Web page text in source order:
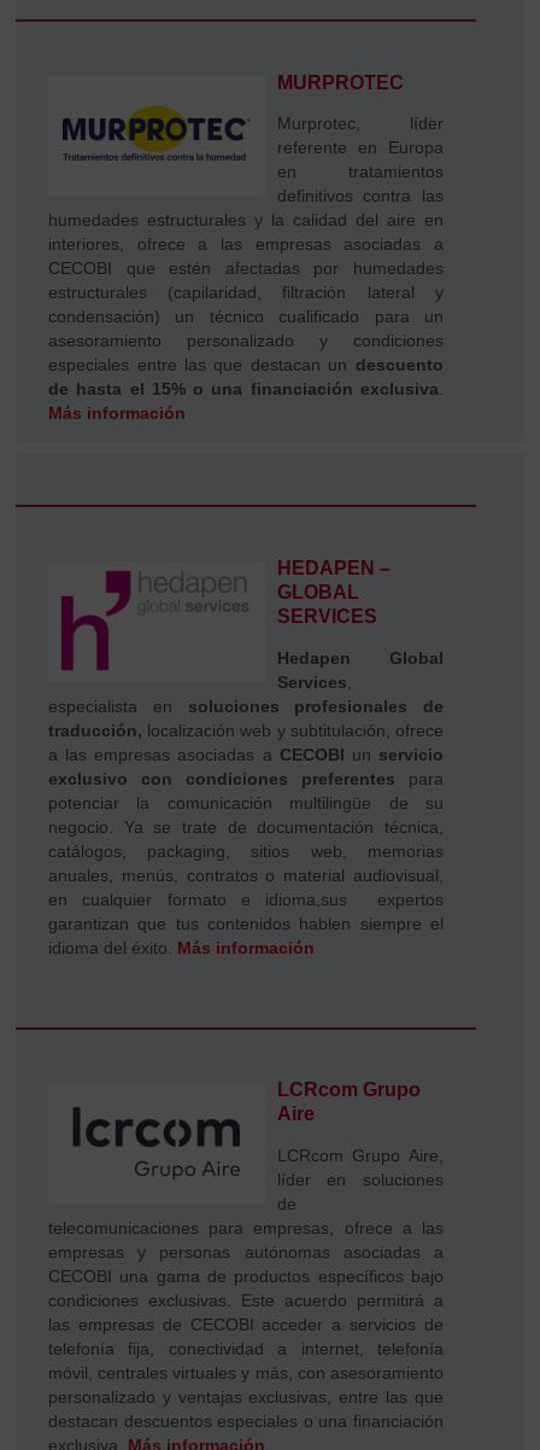
MURPROTEC
Murprotec, líder
referente en Europa
en tratamientos
definitivos contra las
humedades estructurales y la calidad del aire en
interiores, ofrece a las empresas asociadas a
CECOBI que estén afectadas por humedades
estructurales (capilaridad, filtración lateral y
condensación) un técnico cualificado para un
asesoramiento personalizado y condiciones
especiales entre las que destacan un descuento
de hasta el 15% o una financiación exclusiva.
Más información
HEDAPEN –
GLOBAL
SERVICES
Hedapen Global
Services
especialista en soluciones profesionales de
traducción, localización web y subtitulación, ofrece
a las empresas asociadas a CECOBI un servicio
exclusivo con condiciones preferentes para
potenciar la comunicación multilingüe de su
negocio. Ya se trate de documentación técnica,
catálogos, packaging, sitios web, memorias
anuales, menús, contratos o material audiovisual,
en cualquier formato e idioma,sus expertos
garantizan que tus contenidos hablen siempre el
idioma del éxito. Más información
LCRcom Grupo
Aire
LCRcom Grupo Aire,
líder en soluciones
de
telecomunicaciones para empresas, ofrece a las
empresas y personas autónomas asociadas a
CECOBI una gama de productos específicos bajo
condiciones exclusivas. Este acuerdo permitirá a
las empresas de CECOBI acceder a servicios de
telefonía fija, conectividad a internet, telefonía
móvil, centrales virtuales y más, con asesoramiento
personalizado y ventajas exclusivas, entre las que
destacan descuentos especiales o una financiación
exclusiva. Más información